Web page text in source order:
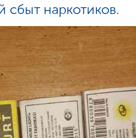
сбыт наркотиков.